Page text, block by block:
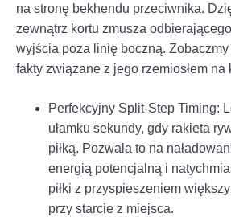
na stronę bekhendu przeciwnika.
zewnątrz kortu zmusza
wyjścia poza linię boczną.
fakty związane z jego rzemiosłem na
Perfekcyjny Split-Step Timing:
ułamku sekundy, gdy rakieta
piłką. Pozwala to na
energią potencjalną i
piłki z przyspieszeniem
przy starcie z miejsca.